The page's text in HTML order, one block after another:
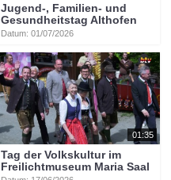
Jugend-, Familien- und
Gesundheitstag Althofen
Datum: 01/07/2026
01:35
Tag der Volkskultur im
Freilichtmuseum Maria Saal